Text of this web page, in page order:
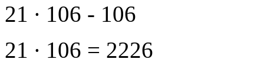
21 ∙ 106 - 106
21 ∙ 106 = 2226